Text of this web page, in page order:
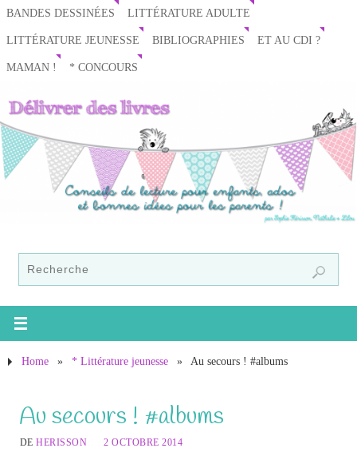
BANDES DESSINÉES LITTÉRATURE ADULTE
LITTÉRATURE JEUNESSE BIBLIOGRAPHIES ET AU CDI ?
MAMAN ! * CONCOURS
Home » * Littérature jeunesse » Au secours ! #albums
Au secours ! #albums
DEHERISSON
2 OCTOBRE 2014